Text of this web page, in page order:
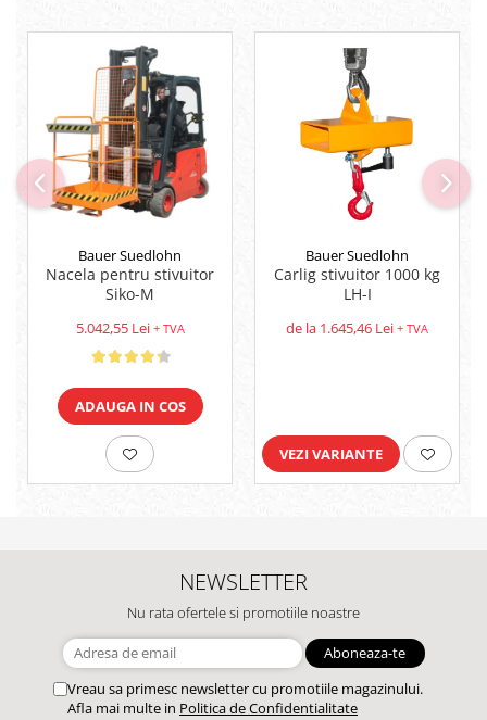
Bauer Suedlohn
Nacela pentru stivuitor
Siko-M
5.042,55 Lei + TVA
ADAUGA IN COS
Bauer Suedlohn
Carlig stivuitor 1000 kg
LH-I
de la 1.645,46 Lei + TVA
VEZI VARIANTE
NEWSLETTER
Nu rata ofertele si promotiile noastre
Vreau sa primesc newsletter cu promotiile magazinului.
Afla mai multe in Politica de Confidentialitate